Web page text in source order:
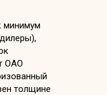
минимум
ОАО
толщине